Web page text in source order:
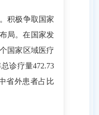
积极争取国家
局。在国家发
国家区域医疗
诊疗量472.73
省外患者占比